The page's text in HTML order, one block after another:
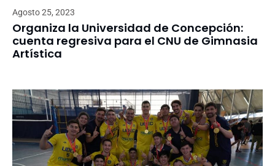
Agosto 25, 2023
Organiza la Universidad de Concepción:
cuenta regresiva para el CNU de Gimnasia
Artística